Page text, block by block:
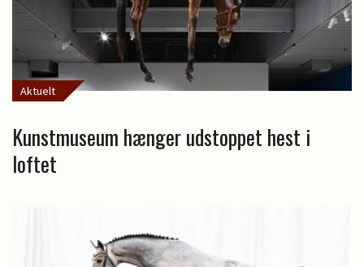
Aktuelt
Kunstmuseum hænger udstoppet hest i
loftet